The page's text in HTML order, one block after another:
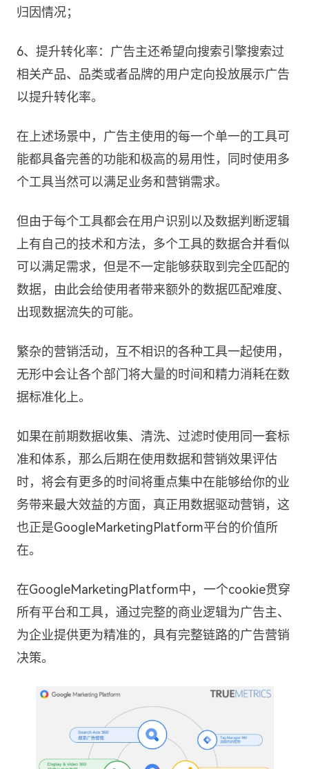
归因情况；
6、提升转化率：广告主还希望向搜索引擎搜索过
相关产品、品类或者品牌的用户定向投放展示广告
以提升转化率。
在上述场景中，广告主使用的每一个单一的工具可
能都具备完善的功能和极高的易用性，同时使用多
个工具当然可以满足业务和营销需求。
但由于每个工具都会在用户识别以及数据判断逻辑
上有自己的技术和方法，多个工具的数据合并看似
可以满足需求，但是不一定能够获取到完全匹配的
数据，由此会给使用者带来额外的数据匹配难度、
出现数据流失的可能。
繁杂的营销活动，互不相识的各种工具一起使用，
无形中会让各个部门将大量的时间和精力消耗在数
据标准化上。
如果在前期数据收集、清洗、过滤时使用同一套标
准和体系，那么后期在使用数据和营销效果评估
时，将会有更多的时间将重点集中在能够给你的业
务带来最大效益的方面，真正用数据驱动营销，这
也正是GoogleMarketingPlatform平台的价值所
在。
在GoogleMarketingPlatform中，一个cookie贯穿
所有平台和工具，通过完整的商业逻辑为广告主、
为企业提供更为精准的，具有完整链路的广告营销
决策。